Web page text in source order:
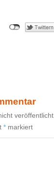
veröffentlicht.
* markiert